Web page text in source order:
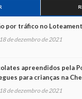
por tráfico no
18 de dezembro de 2021
apreendidos pela
para crianças na
18 de dezembro de 2021